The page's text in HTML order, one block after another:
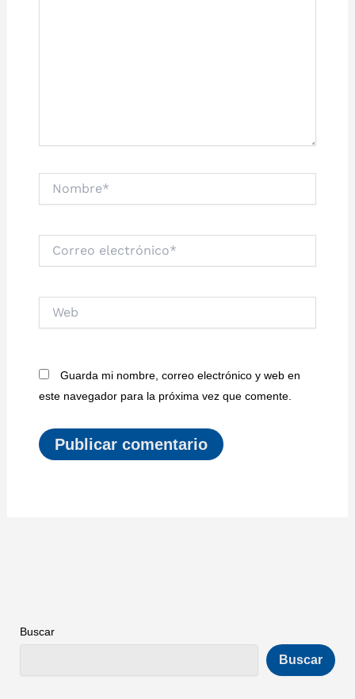
electrónico*
Guarda mi nombre, correo electrónico y web en
este navegador para la próxima vez que comente.
Buscar
Buscar